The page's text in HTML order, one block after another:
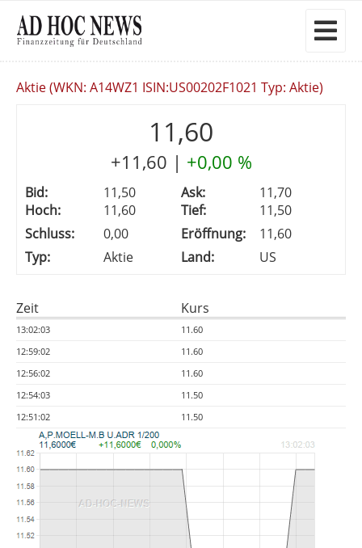
Aktie (WKN: A14WZ1 ISIN:US00202F1021 Typ: Aktie)
11,60
+11,60 | +0,00 %
Bid: 11,50 Ask:
11,70
Hoch:
11,60 Tief:
11,50
Schluss:
0,00 Eröffnung:
11,60
Typ:
Aktie Land: US
Zeit Kurs
13:02:03
11.60
12:59:02
11.60
12:56:02
11.60
12:54:03
11.50
12:51:02
11.50